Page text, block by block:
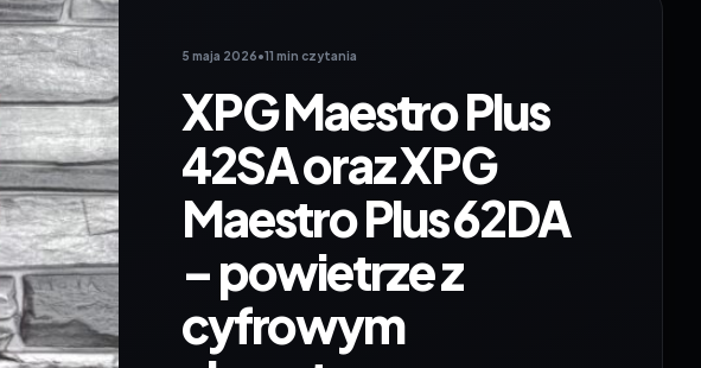
5 maja 2026•11 min czytania
XPG Maestro Plus
42SA oraz XPG
Maestro Plus 62DA
– powietrze z
cyfrowym